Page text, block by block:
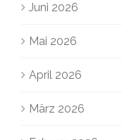
Juni 2026
Mai 2026
April 2026
März 2026